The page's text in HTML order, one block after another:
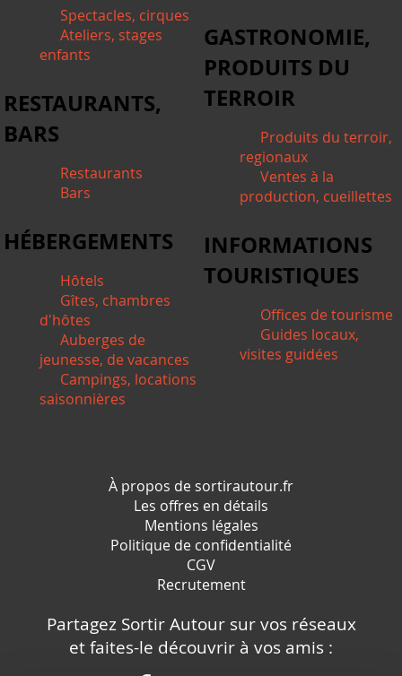
Spectacles, cirques
Ateliers, stages
enfants
GASTRONOMIE,
PRODUITS DU
TERROIR
Produits du terroir,
regionaux
Ventes à la
production, cueillettes
RESTAURANTS,
BARS
Restaurants
Bars
HÉBERGEMENTS
Hôtels
Gîtes, chambres
d'hôtes
Auberges de
jeunesse, de vacances
Campings, locations
saisonnières
INFORMATIONS
TOURISTIQUES
Offices de tourisme
Guides locaux,
visites guidées
À propos de sortirautour.fr
Les offres en détails
Mentions légales
Politique de confidentialité
CGV
Recrutement
Partagez Sortir Autour sur vos réseaux
et faites-le découvrir à vos amis :